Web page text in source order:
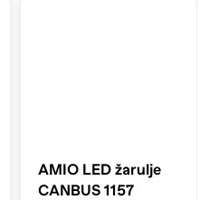
AMIO LED žarulje
CANBUS 1157